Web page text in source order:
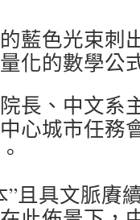
藍色光束刺
化的數學公
長、中文系
心城市任務
”且具文脈賡